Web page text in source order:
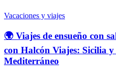
Vacaciones y viajes
🌍 Viajes de ensueño con
con Halcón Viajes: Sicilia
Mediterráneo